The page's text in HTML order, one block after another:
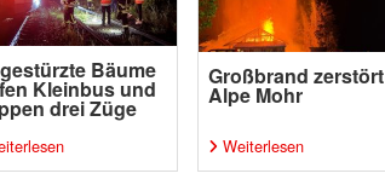
Bäume
Kleinbus und
drei Züge
Großbrand zerstört
Alpe Mohr
Weiterlesen